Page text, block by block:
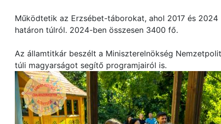
Működtetik az Erzsébet-táborokat, ahol 2017 és
határon túlról. 2024-ben összesen 3400 fő.
Az államtitkár beszélt a Miniszterelnökség
túli magyarságot segítő programjairól is.